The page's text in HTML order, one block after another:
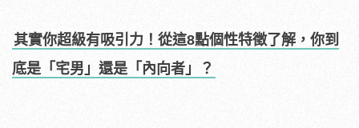
其實你超級有吸引力！從這8點個性特徵了解，你到
底是「宅男」還是「內向者」？